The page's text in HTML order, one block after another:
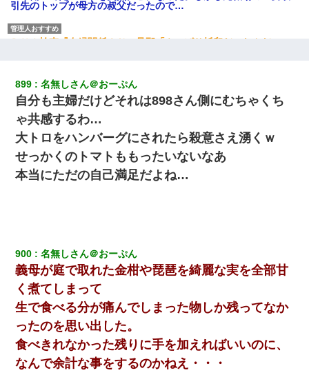
引先のトップが母方の叔父だったので…
ＤＮＡ検査『血縁関係０％』旦那「やっぱり托卵だったんだ…」
宅飲みで女友達の乳を見てしまった・・・
元旦那から復縁要請。息子「最新型のiPhoneも買えない貧乏は嫌
だ、再婚して」私「なら父親と暮らせ」息子「やった＾＾」私
（もう手遅れだったんだな…）
て知ってる？」
父親がくも膜下出血で突然ﾀﾋ。→母の貯金が0なことが判明。→母
「私を家に置いてほしい、どうか見捨てないで(土下座」俺・嫁
「…」
夫に癌の余命宣告。その闘病中に長女から信じられない言葉を受
けた
899 名無しさん＠おーぷん
自分も主婦だけどそれは898さん側にむちゃくち
ゃ共感するわ…
大トロをハンバーグにされたら殺意さえ湧くｗ
せっかくのトマトももったいないなあ
本当にただの自己満足だよね…
900 名無しさん＠おーぷん
義母が庭で取れた金柑や琵琶を綺麗な実を全部甘
く煮てしまって
生で食べる分が痛んでしまった物しか残ってなか
ったのを思い出した。
食べきれなかった残りに手を加えればいいのに、
なんで余計な事をするのかねえ・・・